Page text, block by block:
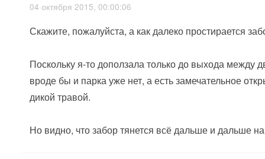
04 октября 2015, 00:00:06
Скажите, пожалуйста, а как далеко простирается
Поскольку я-то доползала только до выхода между
вроде бы и парка уже нет, а есть замечательное
дикой травой.
Но видно, что забор тянется всё дальше и дальше